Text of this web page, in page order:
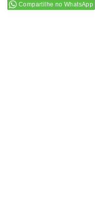
Compartilhe no WhatsApp